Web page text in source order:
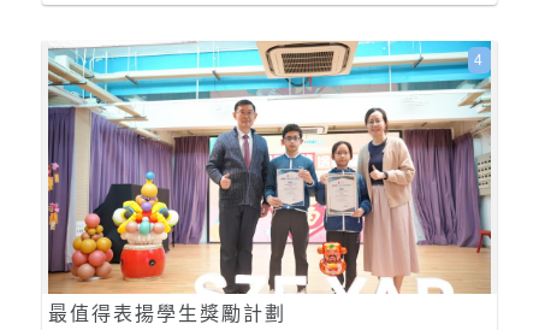
最值得表揚學生獎勵計劃
4